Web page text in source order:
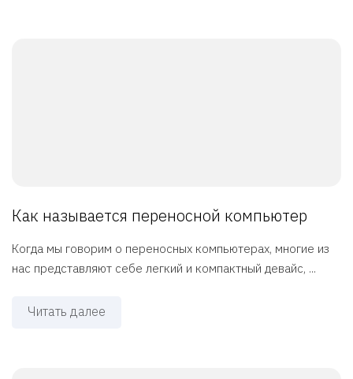
Как называется переносной компьютер
Когда мы говорим о переносных компьютерах, многие из
нас представляют себе легкий и компактный девайс, ...
Читать далее